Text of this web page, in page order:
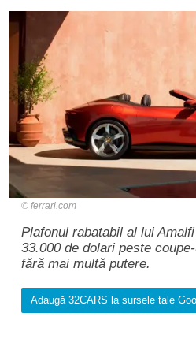
ferrari.com
Plafonul rabatabil al lui
33.000 de dolari peste
fără mai multă putere.
Adaugă 32CARS la sursele tale